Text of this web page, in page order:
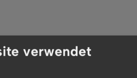
verwendet